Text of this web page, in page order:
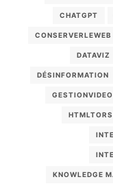
CHATGPT
CONSERVERLEWEB
DATAVIZ
DÉSINFORMATION
KNOWLEDGE